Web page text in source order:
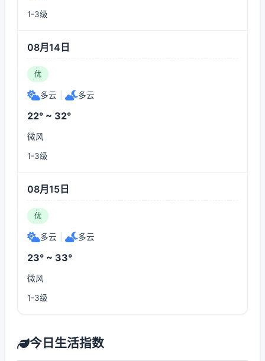
1-3级
08月14日
优
多云 多云
22° ~ 32°
微风
1-3级
08月15日
优
多云 多云
23° ~ 33°
微风
1-3级
今日生活指数